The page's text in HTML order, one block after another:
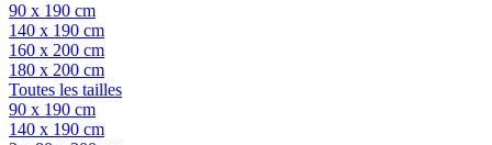
90 x 190 cm
140 x 190 cm
160 x 200 cm
180 x 200 cm
Toutes les tailles
90 x 190 cm
140 x 190 cm